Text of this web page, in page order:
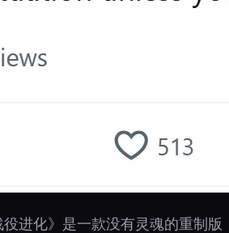
进化》是一款没有灵魂的重制版